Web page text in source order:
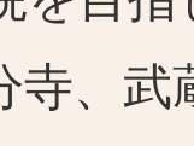
寺、